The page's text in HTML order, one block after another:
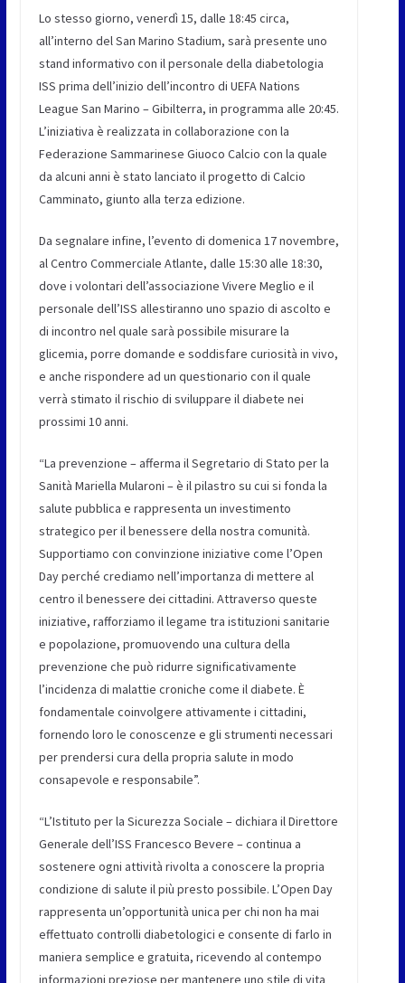
Lo stesso giorno, venerdì 15, dalle 18:45 circa,
all’interno del San Marino Stadium, sarà presente uno
stand informativo con il personale della diabetologia
ISS prima dell’inizio dell’incontro di UEFA Nations
League San Marino – Gibilterra, in programma alle 20:45.
L’iniziativa è realizzata in collaborazione con la
Federazione Sammarinese Giuoco Calcio con la quale
da alcuni anni è stato lanciato il progetto di Calcio
Camminato, giunto alla terza edizione.
Da segnalare infine, l’evento di domenica 17 novembre,
al Centro Commerciale Atlante, dalle 15:30 alle 18:30,
dove i volontari dell’associazione Vivere Meglio e il
personale dell’ISS allestiranno uno spazio di ascolto e
di incontro nel quale sarà possibile misurare la
glicemia, porre domande e soddisfare curiosità in vivo,
e anche rispondere ad un questionario con il quale
verrà stimato il rischio di sviluppare il diabete nei
prossimi 10 anni.
“La prevenzione – afferma il Segretario di Stato per la
Sanità Mariella Mularoni – è il pilastro su cui si fonda la
salute pubblica e rappresenta un investimento
strategico per il benessere della nostra comunità.
Supportiamo con convinzione iniziative come l’Open
Day perché crediamo nell’importanza di mettere al
centro il benessere dei cittadini. Attraverso queste
iniziative, rafforziamo il legame tra istituzioni sanitarie
e popolazione, promuovendo una cultura della
prevenzione che può ridurre significativamente
l’incidenza di malattie croniche come il diabete. È
fondamentale coinvolgere attivamente i cittadini,
fornendo loro le conoscenze e gli strumenti necessari
per prendersi cura della propria salute in modo
consapevole e responsabile”.
“L’Istituto per la Sicurezza Sociale – dichiara il Direttore
Generale dell’ISS Francesco Bevere – continua a
sostenere ogni attività rivolta a conoscere la propria
condizione di salute il più presto possibile. L’Open Day
rappresenta un’opportunità unica per chi non ha mai
effettuato controlli diabetologici e consente di farlo in
maniera semplice e gratuita, ricevendo al contempo
informazioni preziose per mantenere uno stile di vita